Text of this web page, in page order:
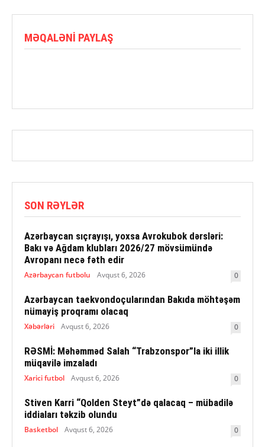
MƏQALƏNI PAYLAŞ
SON RƏYLƏR
Azərbaycan sıçrayışı, yoxsa Avrokubok dərsləri:
Bakı və Ağdam klubları 2026/27 mövsümündə
Avropanı necə fəth edir
Azərbaycan futbolu Avqust 6, 2026 0
Azərbaycan taekvondoçularından Bakıda möhtəşəm
nümayiş proqramı olacaq
Xəbərləri Avqust 6, 2026 0
RƏSMİ: Məhəmməd Salah “Trabzonspor”la iki illik
müqavilə imzaladı
Xarici futbol Avqust 6, 2026 0
Stiven Karri “Qolden Steyt”də qalacaq – mübadilə
iddiaları təkzib olundu
Basketbol Avqust 6, 2026 0